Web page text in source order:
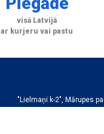
visā Latvijā
ar kurjeru vai pastu
"Lielmaņi k-2", Mārupes